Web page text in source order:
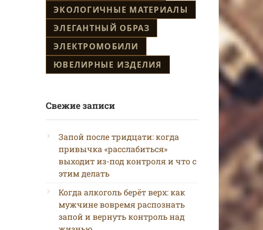
ЭКОЛОГИЧНЫЕ МАТЕРИАЛЫ
ЭЛЕГАНТНЫЙ ОБРАЗ
ЭЛЕКТРОМОБИЛИ
ЮВЕЛИРНЫЕ ИЗДЕЛИЯ
Свежие записи
Запой после тридцати: когда
привычка «расслабиться»
выходит из-под контроля и что с
этим делать
Когда алкоголь берёт верх: как
мужчине вовремя распознать
запой и вернуть контроль над